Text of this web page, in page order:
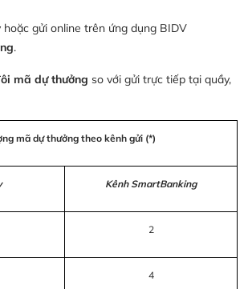
gửi online trên ứng dụng BIDV
.
mã dự thưởng so với gửi trực tiếp tại quầy,
mã dự thưởng theo kênh gửi (*)
Kênh SmartBanking
2
4